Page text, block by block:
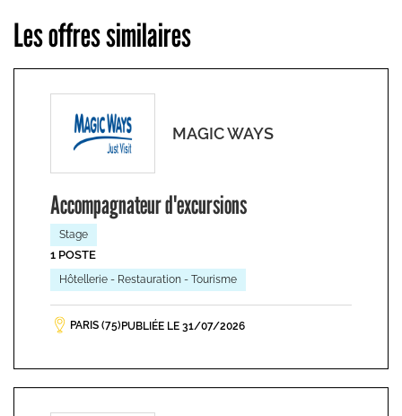
Les offres similaires
MAGIC WAYS
Accompagnateur d'excursions
Stage
1 POSTE
Hôtellerie - Restauration - Tourisme
PARIS (75) PUBLIÉE LE 31/07/2026